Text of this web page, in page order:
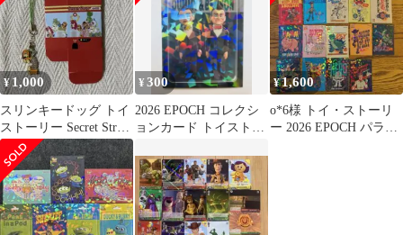
¥1,000
スリンキードッグ トイ
ストーリー Secret Strap
ストラップ
¥300
2026 EPOCH コレクシ
ョンカード トイストー
¥1,600
o*6様 トイ・ストーリ
ー 2026 EPOCH パラレ